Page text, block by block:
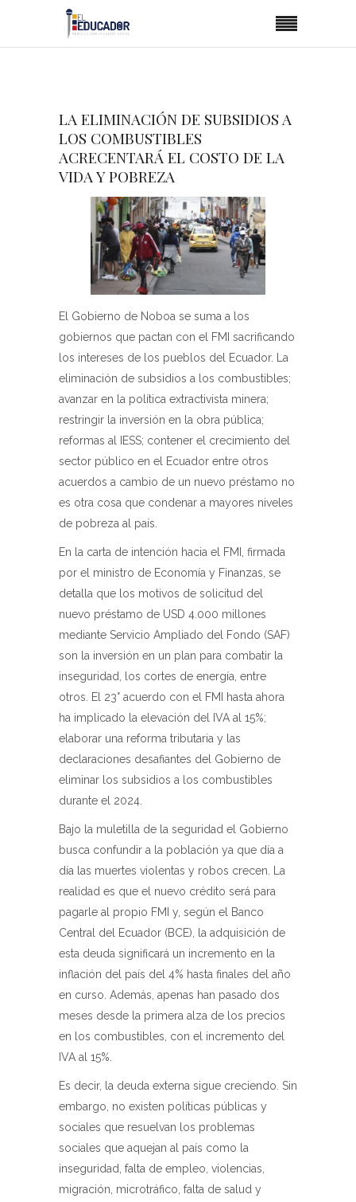
LA ELIMINACIÓN DE SUBSIDIOS A
LOS COMBUSTIBLES
ACRECENTARÁ EL COSTO DE LA
VIDA Y POBREZA
El Gobierno de Noboa se suma a los
gobiernos que pactan con el FMI sacrificando
los intereses de los pueblos del Ecuador. La
eliminación de subsidios a los combustibles;
avanzar en la política extractivista minera;
restringir la inversión en la obra pública;
reformas al IESS; contener el crecimiento del
sector público en el Ecuador entre otros
acuerdos a cambio de un nuevo préstamo no
es otra cosa que condenar a mayores niveles
de pobreza al país.
En la carta de intención hacia el FMI, firmada
por el ministro de Economía y Finanzas, se
detalla que los motivos de solicitud del
nuevo préstamo de USD 4.000 millones
mediante Servicio Ampliado del Fondo (SAF)
son la inversión en un plan para combatir la
inseguridad, los cortes de energía, entre
otros. El 23° acuerdo con el FMI hasta ahora
ha implicado la elevación del IVA al 15%;
elaborar una reforma tributaria y las
declaraciones desafiantes del Gobierno de
eliminar los subsidios a los combustibles
durante el 2024.
Bajo la muletilla de la seguridad el Gobierno
busca confundir a la población ya que día a
día las muertes violentas y robos crecen. La
realidad es que el nuevo crédito será para
pagarle al propio FMI y, según el Banco
Central del Ecuador (BCE), la adquisición de
esta deuda significará un incremento en la
inflación del país del 4% hasta finales del año
en curso. Además, apenas han pasado dos
meses desde la primera alza de los precios
en los combustibles, con el incremento del
IVA al 15%.
Es decir, la deuda externa sigue creciendo. Sin
embargo, no existen políticas públicas y
sociales que resuelvan los problemas
sociales que aquejan al país como la
inseguridad, falta de empleo, violencias,
migración, microtráfico, falta de salud y